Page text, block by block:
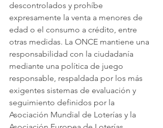
descontrolados y prohíbe
expresamente la venta a menores de
edad o el consumo a crédito, entre
otras medidas. La ONCE mantiene una
responsabilidad con la ciudadanía
mediante una política de juego
responsable, respaldada por los más
exigentes sistemas de evaluación y
seguimiento definidos por la
Asociación Mundial de Loterías y la